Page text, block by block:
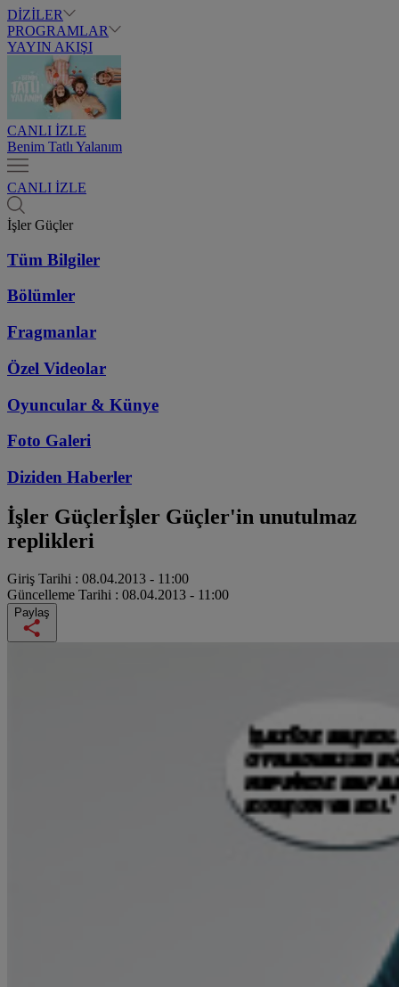
DİZİLER
PROGRAMLAR
YAYIN AKIŞI
CANLI İZLE
Benim Tatlı Yalanım
CANLI İZLE
İşler Güçler
Tüm Bilgiler
Bölümler
Fragmanlar
Özel Videolar
Oyuncular & Künye
Foto Galeri
Diziden Haberler
İşler Güçlerİşler Güçler'in unutulmaz
replikleri
Giriş Tarihi : 08.04.2013 - 11:00
Güncelleme Tarihi : 08.04.2013 - 11:00
Paylaş